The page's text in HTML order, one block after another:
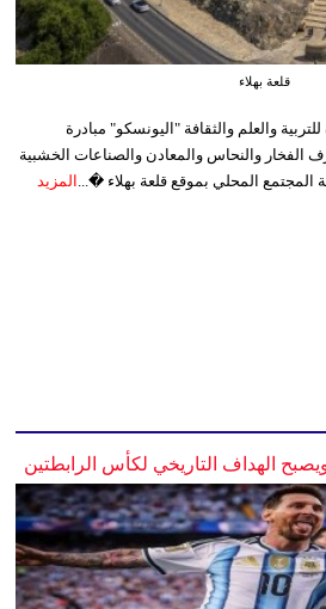
قلعة بهلاء
والعلم والثقافة "اليونسكو" مبادرة
الفخار والنحاس والمعادن والصناعات الخشبية
المحلي بموقع قلعة بهلاء �... المزيد
الهداف التاريخي لكأس الرابطتين